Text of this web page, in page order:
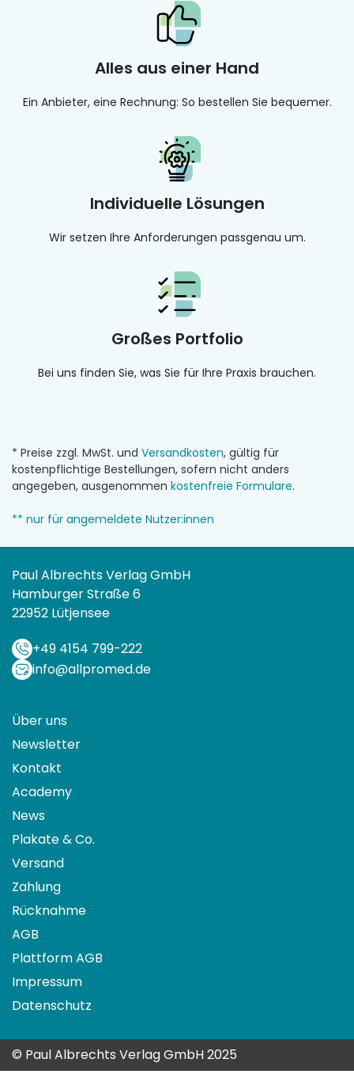
Alles aus einer Hand
Ein Anbieter, eine Rechnung: So bestellen Sie bequemer.
Individuelle Lösungen
Wir setzen Ihre Anforderungen passgenau um.
Großes Portfolio
Bei uns finden Sie, was Sie für Ihre Praxis brauchen.
* Preise zzgl. MwSt. und Versandkosten, gültig für
kostenpflichtige Bestellungen, sofern nicht anders
angegeben, ausgenommen kostenfreie Formulare.
** nur für angemeldete Nutzer:innen
Paul Albrechts Verlag GmbH
Hamburger Straße 6
22952 Lütjensee
+49 4154 799-222
info@allpromed.de
Über uns
Newsletter
Kontakt
Academy
News
Plakate & Co.
Versand
Zahlung
Rücknahme
AGB
Plattform AGB
Impressum
Datenschutz
© Paul Albrechts Verlag GmbH 2025